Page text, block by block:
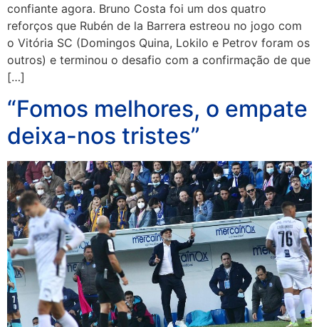
confiante agora. Bruno Costa foi um dos quatro
reforços que Rubén de la Barrera estreou no jogo com
o Vitória SC (Domingos Quina, Lokilo e Petrov foram os
outros) e terminou o desafio com a confirmação de que
[…]
“Fomos melhores, o empate
deixa-nos tristes”